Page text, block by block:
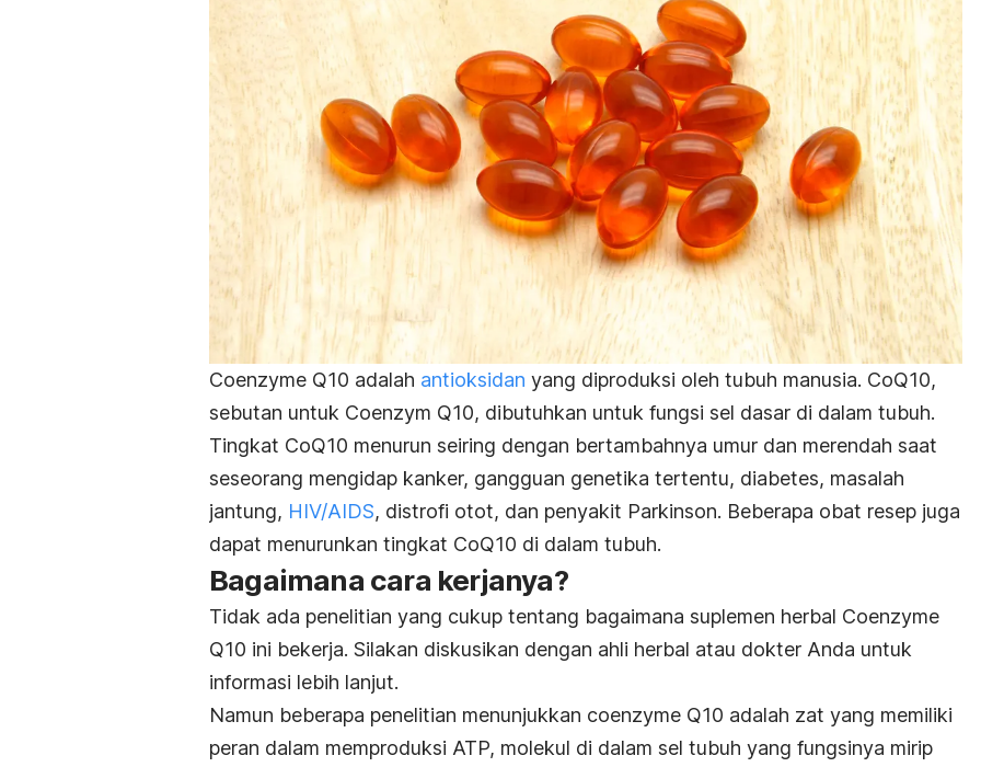
Coenzyme Q10 adalah antioksidan yang diproduksi oleh tubuh manusia. CoQ10,
sebutan untuk Coenzym Q10, dibutuhkan untuk fungsi sel dasar di dalam tubuh.
Tingkat CoQ10 menurun seiring dengan bertambahnya umur dan merendah saat
seseorang mengidap kanker, gangguan genetika tertentu, diabetes, masalah
jantung, HIV/AIDS, distrofi otot, dan penyakit Parkinson. Beberapa obat resep juga
dapat menurunkan tingkat CoQ10 di dalam tubuh.
Bagaimana cara kerjanya?
Tidak ada penelitian yang cukup tentang bagaimana suplemen herbal Coenzyme
Q10 ini bekerja. Silakan diskusikan dengan ahli herbal atau dokter Anda untuk
informasi lebih lanjut.
Namun beberapa penelitian menunjukkan coenzyme Q10 adalah zat yang memiliki
peran dalam memproduksi ATP, molekul di dalam sel tubuh yang fungsinya mirip